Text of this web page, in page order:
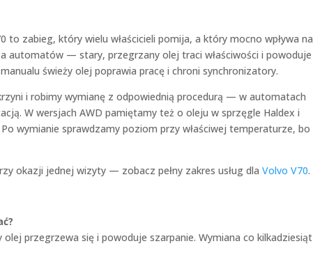
to zabieg, który wielu właścicieli pomija, a który mocno wpływa na
automatów — stary, przegrzany olej traci właściwości i powoduje
świeży olej poprawia pracę i chroni synchronizatory.
i robimy wymianę z odpowiednią procedurą — w automatach
W wersjach AWD pamiętamy też o oleju w sprzęgle Haldex i
wymianie sprawdzamy poziom przy właściwej temperaturze, bo
okazji jednej wizyty — zobacz pełny zakres usług dlaVolvo V70.
przegrzewa się i powoduje szarpanie. Wymiana co kilkadziesiąt